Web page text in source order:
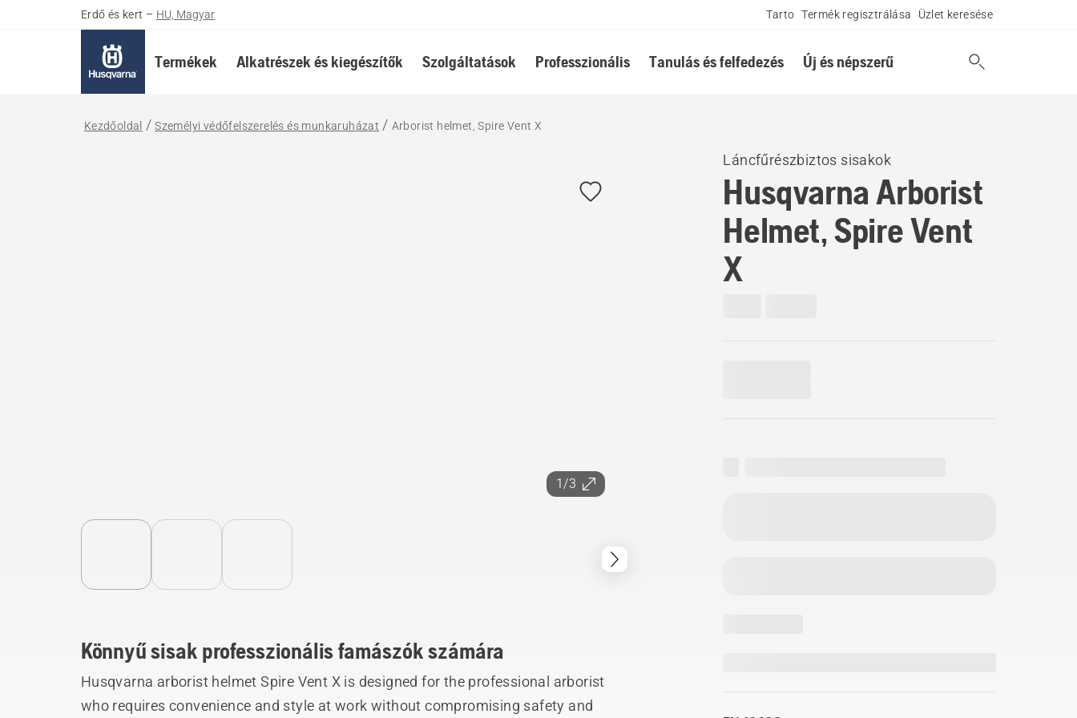
Erdő és kert – HU, Magyar Tarto Termék regisztrálása Üzlet keresése
Termékek Alkatrészek és kiegészítők Szolgáltatások Professzionális Tanulás és felfedezés Új és népszerű
Kezdőoldal Személyi védőfelszerelés és munkaruházat Arborist helmet, Spire Vent X
1/3
Láncfűrészbiztos sisakok
Husqvarna Arborist
Helmet, Spire Vent
X
Könnyű sisak professzionális famászók számára
Husqvarna arborist helmet Spire Vent X is designed for the professional arborist
who requires convenience and style at work without compromising safety and